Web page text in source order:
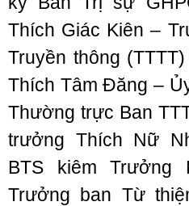
Thích Giác Kiên –
Truyền thông
Thích Tâm Đăng –
Thường trực Ban
trưởng Thích Nữ
BTS kiêm Trưởng
Trưởng ban Từ